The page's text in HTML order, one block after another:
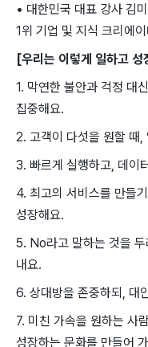
• 대한민국 대표 강사 김
1위 기업 및 지식 크리에
[우리는 이렇게 일하고 성
1. 막연한 불안과 걱정 대
집중해요.
2. 고객이 다섯을 원할 때,
3. 빠르게 실행하고, 데이
4. 최고의 서비스를 만들
성장해요.
5. No라고 말하는 것을
내요.
6. 상대방을 존중하되, 대
7. 미친 가속을 원하는 사
성장하는 문화를 만들어